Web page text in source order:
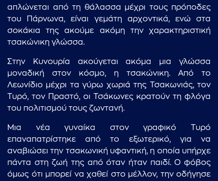
απλώνεται από τη θάλασσα μέχρι τους πρόποδες
του Πάρνωνα, είναι γεμάτη αρχοντικά, ενώ στα
σοκάκια της ακούμε ακόμη την χαρακτηριστική
τσακώνικη γλώσσα.
Στην Κυνουρία ακούγεται ακόμα μια γλώσσα
μοναδική στον κόσμο, η τσακώνικη. Από το
Λεωνίδιο μέχρι τα γύρω χωριά της Τσακωνιάς, τον
Τυρό, τον Πραστό, οι Τσάκωνες κρατούν τη φλόγα
του πολιτισμού τους ζωντανή.
Μια νέα γυναίκα στον γραφικό Τυρό
επαναπατρίστηκε από το εξωτερικό, για να
αναβιώσει την τσακωνική υφαντική, η οποία υπήρχε
πάντα στη ζωή της από όταν ήταν παιδί. Ο φόβος
όμως ότι μπορεί να χαθεί στο μέλλον, την οδήγησε